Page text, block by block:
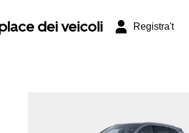
dei veicoli Registra't